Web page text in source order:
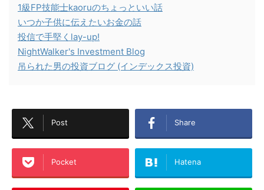
1級FP技能士kaoruのちょっといい話
いつか子供に伝えたいお金の話
投信で手堅くlay-up!
NightWalker's Investment Blog
吊られた男の投資ブログ (インデックス投資)
Post Share
Pocket Hatena